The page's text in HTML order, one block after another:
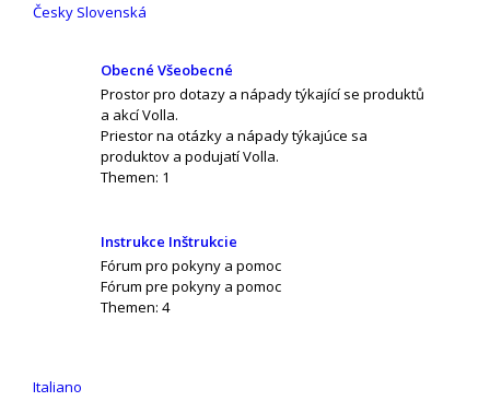
Česky Slovenská
Obecné Všeobecné
Prostor pro dotazy a nápady týkající se produktů
a akcí Volla.
Priestor na otázky a nápady týkajúce sa
produktov a podujatí Volla.
Themen: 1
Instrukce Inštrukcie
Fórum pro pokyny a pomoc
Fórum pre pokyny a pomoc
Themen: 4
Italiano